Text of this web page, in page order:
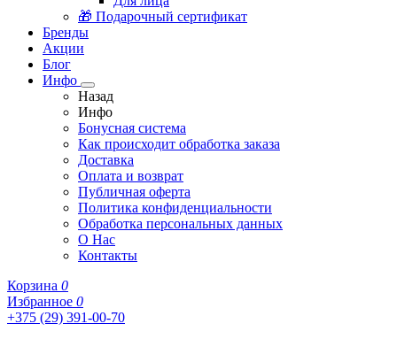
🎁 Подарочный сертификат
Бренды
Акции
Блог
Инфо
Назад
Инфо
Бонусная система
Как происходит обработка заказа
Доставка
Оплата и возврат
Публичная оферта
Политика конфиденциальности
Обработка персональных данных
О Нас
Контакты
Корзина 0
Избранное 0
+375 (29) 391-00-70